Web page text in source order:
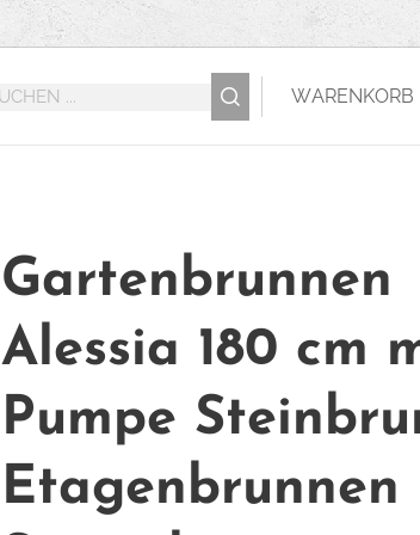
WARENKORB
Gartenbrunnen
Alessia 180 cm
Pumpe
Etagenbrunnen